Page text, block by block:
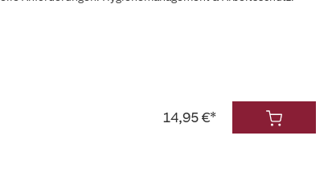
14,95 €*